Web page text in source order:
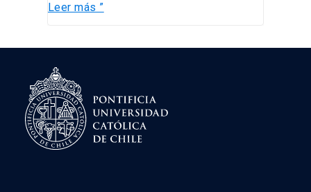
por
de
una
cadena
de
café.
Leer más ”